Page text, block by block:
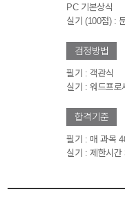
PC 기본상식
실기 (100점) :
검정방법
필기 : 객관식
실기 : 워드프로
합격기준
필기 : 매 과목
실기 : 제한시